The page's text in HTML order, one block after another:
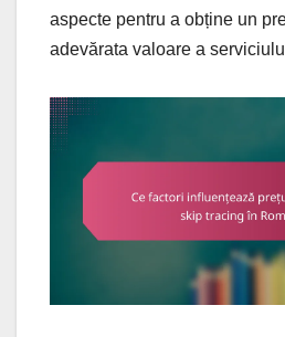
aspecte pentru a obține un
adevărata valoare a